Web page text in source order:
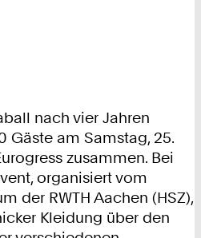
nach vier Jahren
am Samstag, 25.
zusammen. Bei
organisiert vom
der RWTH Aachen (HSZ),
Kleidung über den